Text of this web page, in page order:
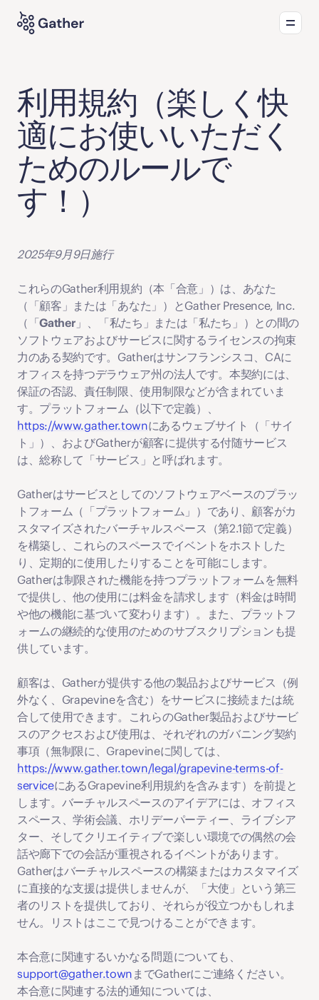
おすすめの活用方法
利用規約（楽しく快
適にお使いいただく
ためのルールで
す！）
2025年9月9日施行
これらのGather利用規約（本「合意」）は、あなた
（「顧客 」または「あなた 」）とGather Presence, Inc.
（「Gather 」、「私たち 」または「私たち 」）との間の
ソフトウェアおよびサービスに関するライセンスの拘束
力のある契約です。Gatherはサンフランシスコ、CAに
オフィスを持つデラウェア州の法人です。本契約には、
保証の否認、責任制限、使用制限などが含まれていま
す。プラットフォーム（以下で定義）、
https://www.gather.townにあるウェブサイト（「サイ
ト 」）、およびGatherが顧客に提供する付随サービス
は、総称して「サービス 」と呼ばれます。
Gatherはサービスとしてのソフトウェアベースのプラッ
トフォーム（「プラットフォーム 」）であり、顧客がカ
スタマイズされたバーチャルスペース（第2.1節で定義）
を構築し、これらのスペースでイベントをホストした
り、定期的に使用したりすることを可能にします。
Gatherは制限された機能を持つプラットフォームを無料
で提供し、他の使用には料金を請求します（料金は時間
や他の機能に基づいて変わります）。また、プラットフ
ォームの継続的な使用のためのサブスクリプションも提
供しています。
顧客は、Gatherが提供する他の製品およびサービス（例
外なく、Grapevineを含む）をサービスに接続または統
合して使用できます。これらのGather製品およびサービ
スのアクセスおよび使用は、それぞれのガバニング契約
事項（無制限に、Grapevineに関しては、
https://www.gather.town/legal/grapevine-terms-of-
serviceにあるGrapevine利用規約を含みます）を前提と
します。バーチャルスペースのアイデアには、オフィス
スペース、学術会議、ホリデーパーティー、ライブシア
ター、そしてクリエイティブで楽しい環境での偶然の会
話や廊下での会話が重視されるイベントがあります。
Gatherはバーチャルスペースの構築またはカスタマイズ
に直接的な支援は提供しませんが、「大使」という第三
者のリストを提供しており、それらが役立つかもしれま
せん。リストはここで見つけることができます。
本合意に関連するいかなる問題についても、
support@gather.town までGatherにご連絡ください。
本合意に関連する法的通知については、